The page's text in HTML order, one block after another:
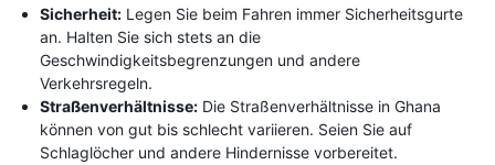
Sicherheit: Legen Sie beim Fahren immer Sicherheitsgurte
an. Halten Sie sich stets an die
Geschwindigkeitsbegrenzungen und andere
Verkehrsregeln.
Straßenverhältnisse: Die Straßenverhältnisse in Ghana
können von gut bis schlecht variieren. Seien Sie auf
Schlaglöcher und andere Hindernisse vorbereitet.